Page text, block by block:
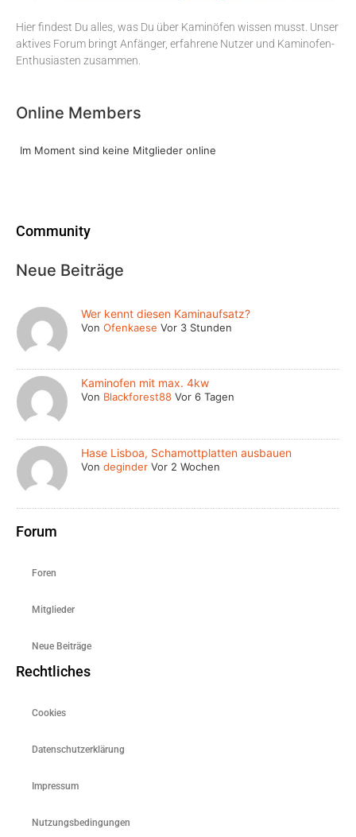
Hier findest Du alles, was Du über Kaminöfen wissen musst. Unser
aktives Forum bringt Anfänger, erfahrene Nutzer und Kaminofen-
Enthusiasten zusammen.
Online Members
Im Moment sind keine Mitglieder online
Community
Neue Beiträge
Wer kennt diesen Kaminaufsatz?
VonOfenkaese Vor 3 Stunden
Kaminofen mit max. 4kw
Von Blackforest88 Vor 6 Tagen
Hase Lisboa, Schamottplatten ausbauen
Vondeginder Vor 2 Wochen
Forum
Foren
Mitglieder
Neue Beiträge
Rechtliches
Cookies
Datenschutzerklärung
Impressum
Nutzungsbedingungen